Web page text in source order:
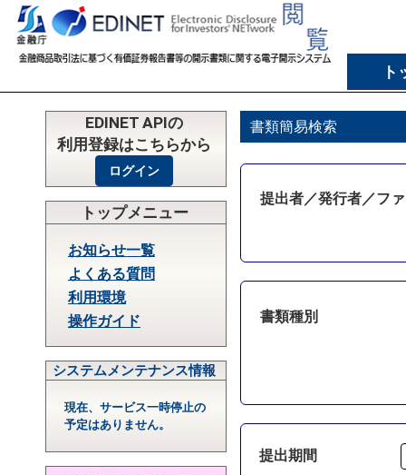
ト
EDINET APIの
利用登録はこちらから
トップメニュー
お知らせ一覧
よくある質問
利用環境
操作ガイド
システムメンテナンス情報
現在、サービス一時停止の
予定はありません。
書類簡易検索
提出者／発行者／フ
書類種別
提出期間